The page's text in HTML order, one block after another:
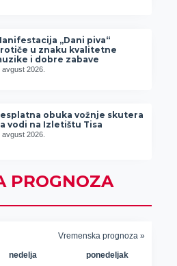
„Dani piva“
u znaku kvalitetne
i dobre zabave
avgust 2026.
obuka vožnje skutera
vodi na Izletištu Tisa
avgust 2026.
PROGNOZA